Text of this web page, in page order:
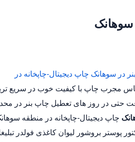
سوهانک
در سوهانک چاپ دیجیتال-چاپخانه در
کارشناس مجرب چاپ با کیفیت خوب در سریع
چاپ دیجیتال-چاپخانه در منطقه
پوستر بروشور لیوان کاغذی فولدر